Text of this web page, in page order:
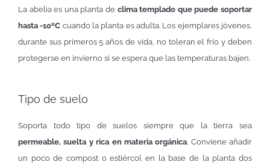
La abelia es una planta de clima templado que puede soportar
hasta -10ºC cuando la planta es adulta. Los ejemplares jóvenes,
durante sus primeros 5 años de vida, no toleran el frío y deben
protegerse en invierno si se espera que las temperaturas bajen.
Tipo de suelo
Soporta todo tipo de suelos siempre que la tierra sea
permeable, suelta y rica en materia orgánica. Conviene añadir
un poco de compost o estiércol en la base de la planta dos